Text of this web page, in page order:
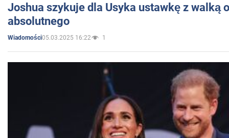
Joshua szykuje dla Usyka ustawkę z walką
absolutnego
Wiadomości05.03.2025 16:22 1